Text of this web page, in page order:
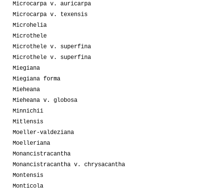
Microcarpa v. auricarpa
Microcarpa v. texensis
Microhelia
Microthele
Microthele v. superfina
Microthele v. superfina
Miegiana
Miegiana forma
Mieheana
Mieheana v. globosa
Minnichii
Mitlensis
Moeller-valdeziana
Moelleriana
Monancistracantha
Monancistracantha v. chrysacantha
Montensis
Monticola